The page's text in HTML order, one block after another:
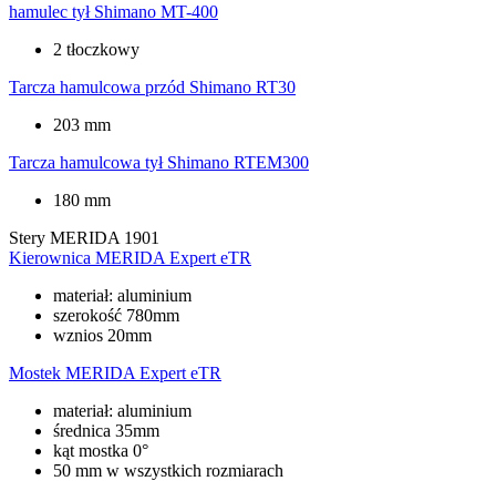
hamulec tył Shimano MT-400
2 tłoczkowy
Tarcza hamulcowa przód Shimano RT30
203 mm
Tarcza hamulcowa tył Shimano RTEM300
180 mm
Stery MERIDA 1901
Kierownica MERIDA Expert eTR
materiał: aluminium
szerokość 780mm
wznios 20mm
Mostek MERIDA Expert eTR
materiał: aluminium
średnica 35mm
kąt mostka 0°
50 mm w wszystkich rozmiarach